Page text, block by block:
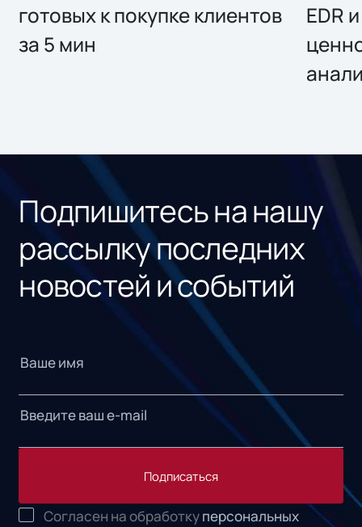
готовых к покупке клиентов
за 5 мин
EDR
Подпишитесь на нашу
рассылку последних
новостей и событий
Подписаться
Согласен на обработкуперсональных